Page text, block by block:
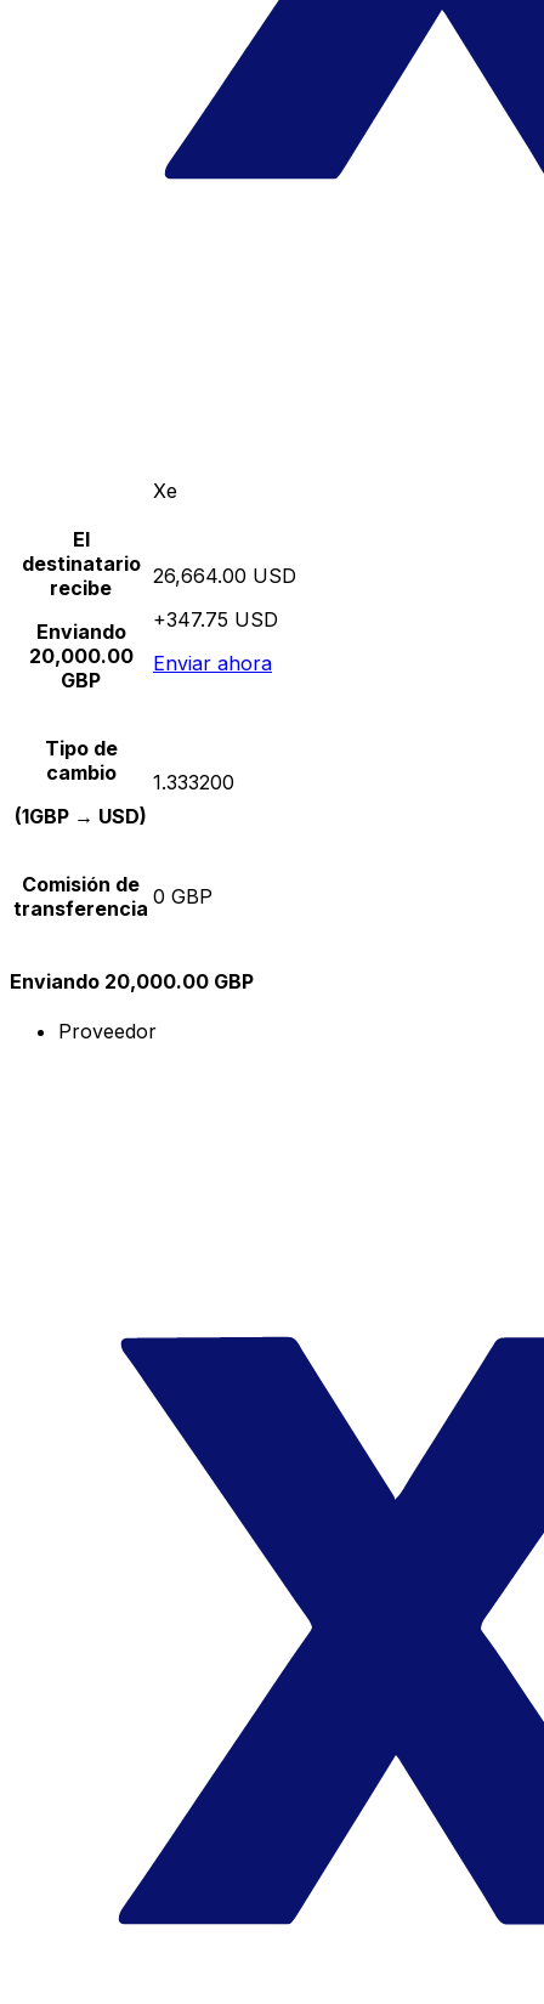
Xe
El
destinatario
recibe
Enviando
20,000.00
GBP
26,664.00 USD
+347.75 USD
Enviar ahora
Tipo de
cambio
(1GBP → USD)
1.333200
Comisión de
transferencia 0 GBP
Enviando 20,000.00 GBP
Proveedor